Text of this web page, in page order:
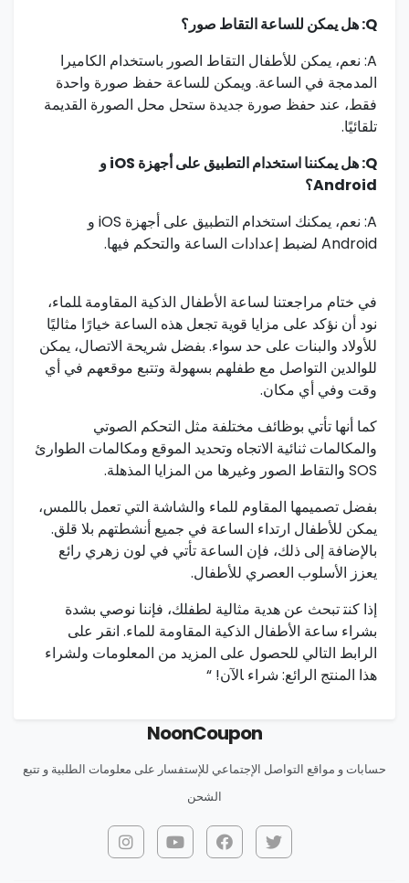
Q: هل يمكن للساعة التقاط صور؟
A: نعم، ⁣يمكن للأطفال التقاط ⁤الصور باستخدام الكاميرا
المدمجة في الساعة. ويمكن‌ للساعة حفظ صورة واحدة
فقط،​ عند حفظ صورة جديدة ستحل محل⁣ الصورة القديمة
تلقائيًا.
Q: هل يمكننا استخدام التطبيق ⁣على أجهزة iOS و
Android؟
A: نعم، يمكنك استخدام التطبيق على أجهزة iOS و
Android لضبط ⁣إعدادات⁤ الساعة والتحكم فيها.​
في ختام مراجعتنا لساعة الأطفال الذكية المقاومة ‍للماء،
نود أن نؤكد على مزايا قوية تجعل هذه ⁢الساعة خيارًا مثاليًا
للأولاد والبنات على حد سواء. بفضل شريحة ⁢الاتصال، يمكن
للوالدين التواصل ‌مع طفلهم ⁣بسهولة وتتبع موقعهم في أي
وقت وفي أي مكان.
كما أنها تأتي بوظائف⁢ مختلفة مثل التحكم الصوتي
والمكالمات ثنائية الاتجاه وتحديد الموقع ومكالمات الطوارئ
SOS والتقاط الصور وغيرها من المزايا المذهلة.
بفضل تصميمها المقاوم للماء والشاشة التي تعمل باللمس،
يمكن⁢ للأطفال ارتداء الساعة في جميع أنشطتهم بلا قلق.
بالإضافة إلى ذلك، فإن الساعة تأتي في لون زهري رائع
يعزز الأسلوب العصري للأطفال.
إذا كنت‍ تبحث عن هدية مثالية لطفلك، فإننا نوصي بشدة
بشراء ساعة الأطفال الذكية المقاومة⁣ للماء. انقر على
الرابط التالي للحصول على المزيد من المعلومات ولشراء
هذا المنتج الرائع: شراء ‍الآن! “
NoonCoupon
حسابات و مواقع التواصل الإجتماعي للإستفسار على معلومات الطلبية و تتبع
الشحن